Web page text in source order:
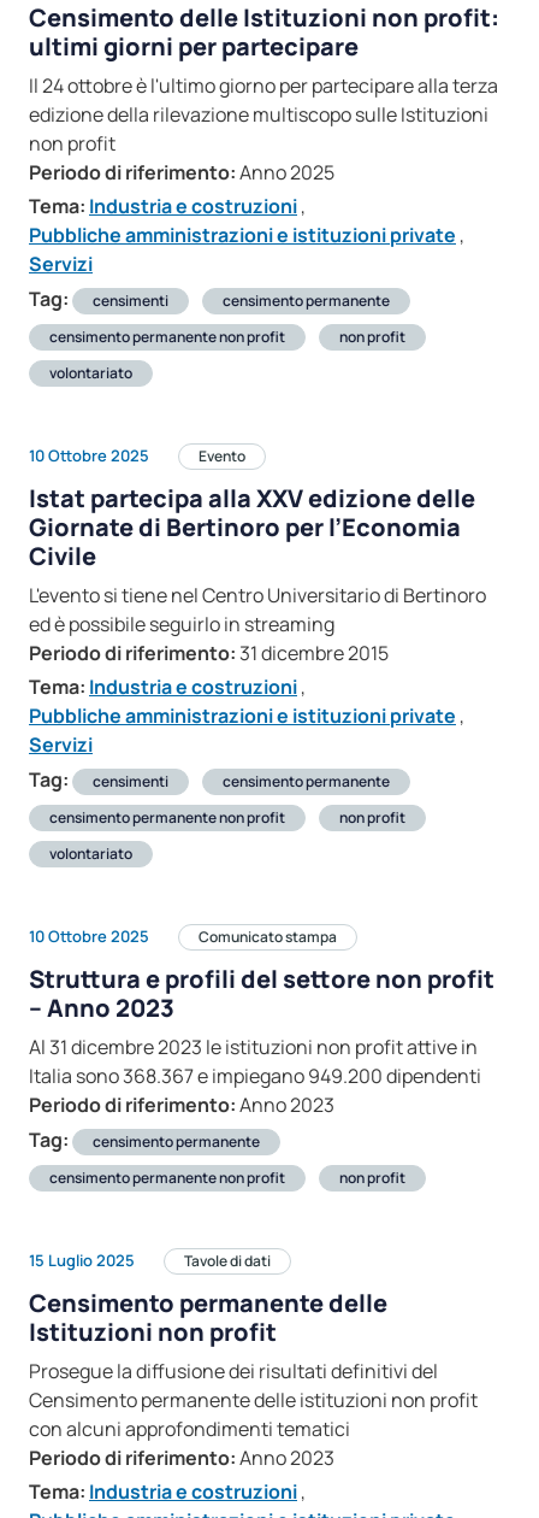
Censimento delle Istituzioni non profit:
ultimi giorni per partecipare
Il 24 ottobre è l'ultimo giorno per partecipare alla terza
edizione della rilevazione multiscopo sulle Istituzioni
non profit
Periodo di riferimento:Anno 2025
Tema: Industria e costruzioni,
Pubbliche amministrazioni e istituzioni private ,
Servizi
Tag:
censimenti
censimento permanente
censimento permanente non profit
non profit
volontariato
10 Ottobre 2025 Evento
Istat partecipa alla XXV edizione delle
Giornate di Bertinoro per l’Economia
Civile
L'evento si tiene nel Centro Universitario di Bertinoro
ed è possibile seguirlo in streaming
Periodo di riferimento: 31 dicembre 2015
Tema: Industria e costruzioni,
Pubbliche amministrazioni e istituzioni private ,
Servizi
Tag:
censimenti
censimento permanente
censimento permanente non profit
non profit
volontariato
10 Ottobre 2025 Comunicato stampa
Struttura e profili del settore non profit
– Anno 2023
Al 31 dicembre 2023 le istituzioni non profit attive in
Italia sono 368.367 e impiegano 949.200 dipendenti
Periodo di riferimento:Anno 2023
Tag:
censimento permanente
censimento permanente non profit
non profit
15 Luglio 2025 Tavole di dati
Censimento permanente delle
Istituzioni non profit
Prosegue la diffusione dei risultati definitivi del
Censimento permanente delle istituzioni non profit
con alcuni approfondimenti tematici
Periodo di riferimento:Anno 2023
Tema: Industria e costruzioni,